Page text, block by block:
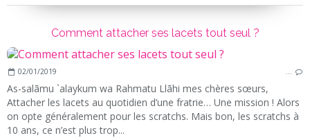
Comment attacher ses lacets tout seul ?
02/01/2019 …
As-salãmu `alaykum wa Rahmatu Llãhi mes chères sœurs,
Attacher les lacets au quotidien d’une fratrie… Une mission ! Alors
on opte généralement pour les scratchs. Mais bon, les scratchs à
10 ans, ce n’est plus trop...